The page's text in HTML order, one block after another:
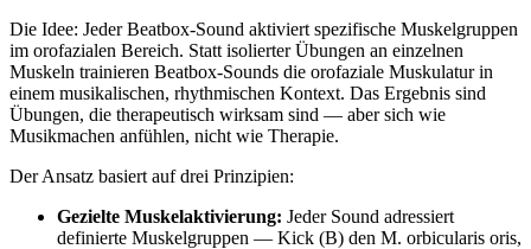
Die Idee: Jeder Beatbox-Sound aktiviert spezifische Muskelgruppen
im orofazialen Bereich. Statt isolierter Übungen an einzelnen
Muskeln trainieren Beatbox-Sounds die orofaziale Muskulatur in
einem musikalischen, rhythmischen Kontext. Das Ergebnis sind
Übungen, die therapeutisch wirksam sind — aber sich wie
Musikmachen anfühlen, nicht wie Therapie.
Der Ansatz basiert auf drei Prinzipien:
Gezielte Muskelaktivierung: Jeder Sound adressiert
definierte Muskelgruppen — Kick (B) den M. orbicularis oris,